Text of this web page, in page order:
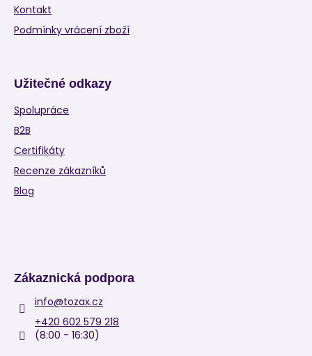
Kontakt
Podmínky vrácení zboží
Užitečné odkazy
Spolupráce
B2B
Certifikáty
Recenze zákazníků
Blog
Zákaznická podpora
info@tozax.cz
+420 602 579 218
(8:00 - 16:30)